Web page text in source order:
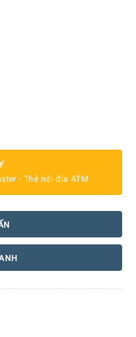
Nitrigan số lượng
- Thẻ nội địa ATM